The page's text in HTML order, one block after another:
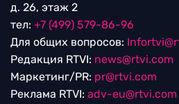
д. 26, этаж 2
тел: +7 (499) 579-86-96
Для общих вопросов:
Редакция RTVI: news@rtvi.com
Маркетинг/PR: pr@rtvi.com
Реклама RTVI: adv-eu@rtvi.com